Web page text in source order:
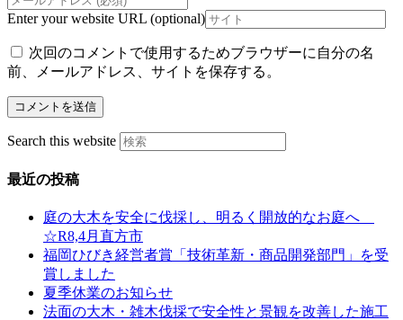
Enter your website URL (optional)
次回のコメントで使用するためブラウザーに自分の名
前、メールアドレス、サイトを保存する。
Search this website
最近の投稿
庭の大木を安全に伐採し、明るく開放的なお庭へ
☆R8,4月直方市
福岡ひびき経営者賞「技術革新・商品開発部門」を受
賞しました
夏季休業のお知らせ
法面の大木・雑木伐採で安全性と景観を改善した施工